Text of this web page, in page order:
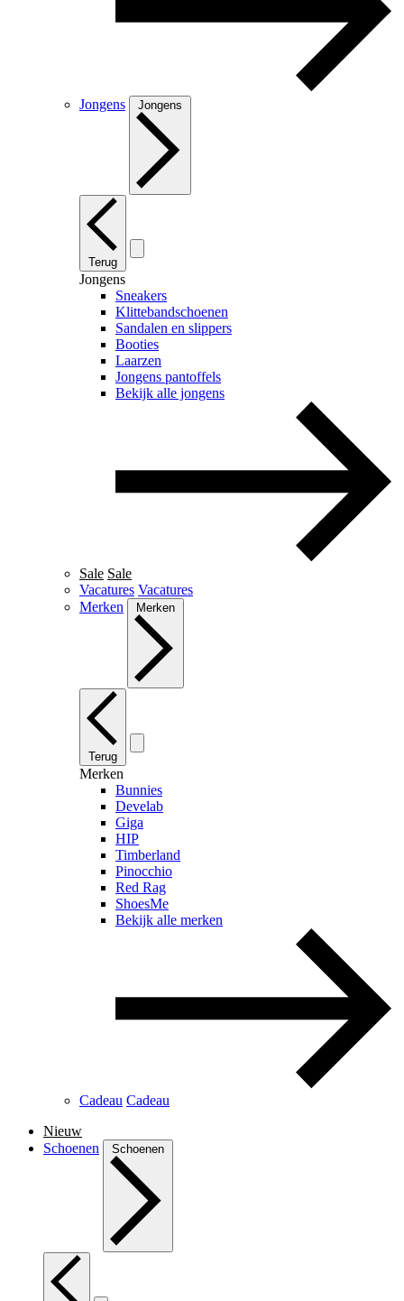
Jongens Jongens
Terug
Jongens
Sneakers
Klittebandschoenen
Sandalen en slippers
Booties
Laarzen
Jongens pantoffels
Bekijk alle jongens
Sale Sale
Vacatures Vacatures
Merken
Merken
Terug
Merken
Bunnies
Develab
Giga
HIP
Timberland
Pinocchio
Red Rag
ShoesMe
Bekijk alle merken
Cadeau Cadeau
Nieuw
Schoenen
Schoenen